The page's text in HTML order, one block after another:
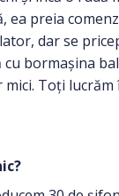
ea preia
dar se
bormașina
Toți lucrăm